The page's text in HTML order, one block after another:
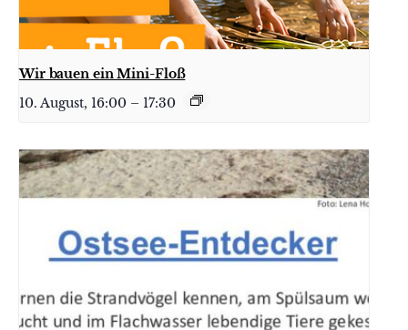
Wir bauen ein Mini-Floß
10. August, 16:00 – 17:30